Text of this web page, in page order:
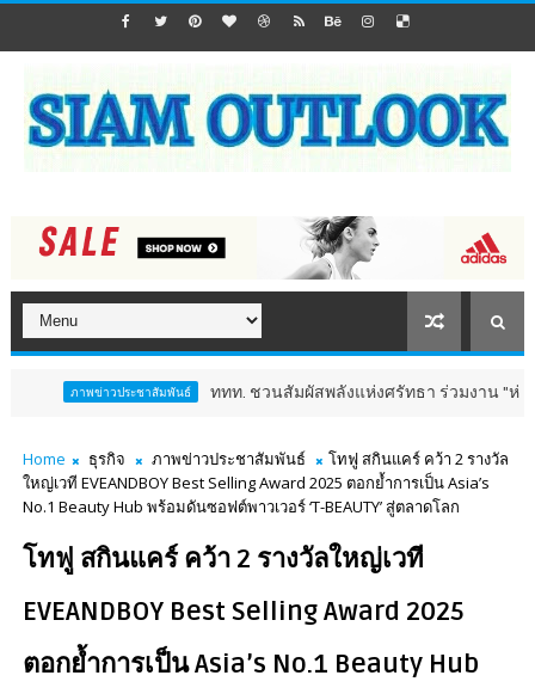
วประชาสัมพันธ์ ททท. ชวนสัมผัสพลังแห่งศรัทธา ร่วมงาน "ห่มผ้าหลวงปู่ทวด
Home ธุรกิจ ภาพข่าวประชาสัมพันธ์
โทฟู สกินแคร์ คว้า 2 รางวัล
ใหญ่เวที EVEANDBOY Best Selling Award 2025 ตอกย้ำการเป็น Asia’s
No.1 Beauty Hub พร้อมดันซอฟต์พาวเวอร์ ‘T-BEAUTY’ สู่ตลาดโลก
โทฟู สกินแคร์ คว้า 2 รางวัลใหญ่เวที
EVEANDBOY Best Selling Award 2025
ตอกย้ำการเป็น Asia’s No.1 Beauty Hub